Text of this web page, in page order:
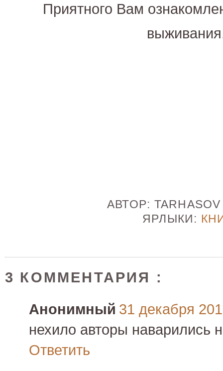
Приятного Вам
АВТОР:
ЯРЛЫКИ:
3 КОММЕНТАРИЯ :
Анонимный 31 декабря
нехило авторы наварились
Ответить